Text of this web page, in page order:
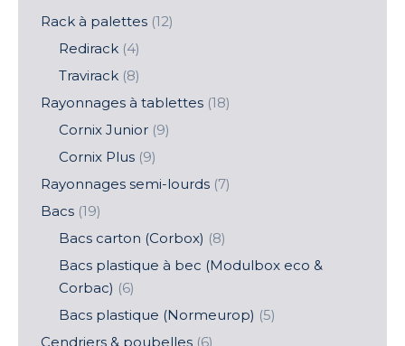
Rack à palettes (12)
Redirack (4)
Travirack (8)
Rayonnages à tablettes (18)
Cornix Junior (9)
Cornix Plus (9)
Rayonnages semi-lourds (7)
Bacs (19)
Bacs carton (Corbox) (8)
Bacs plastique à bec (Modulbox eco &
Corbac) (6)
Bacs plastique (Normeurop) (5)
Cendriers & poubelles (6)